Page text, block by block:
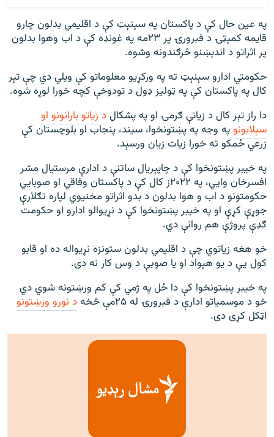
په عین حال کې د پاکستان په سېنېټ کې د اقلیمي بدلون چارو
قایمه کمېټۍ د فبرورۍ پر ۲۳مه په غونډه کې د اب وهوا بدلون
پر اثراتو د اندېښنو څرګندونه وشوه.
حکومتي ادارو سېنېټ ته په ورکړیو معلوماتو کې ویلي دي چې تېر
کال په پاکستان کې په ټولیز ډول د تودوخې کچه خورا لوړه شوه.
دا راز تېر کال د زیاتې ګرمۍ او په پشکالد زیاتو بارانونو او
سېلابونوپه وجه په پښتونخوا، سیند، پنجاب او بلوچستان کې
زرعي ځمکو ته خورا زیات زیان ورسېد.
په خیبر پښتونخوا کې د چاپېریال ساتنې د ادارې مرستیال مشر
افسرخان وايي، په ۲۰۲۲ز کال کې د پاکستان وفاقي او صوبايي
حکومتونو د اب و هوا بدلون د بدو اثراتو مخنیوي لپاره تګلارې
جوړې کړې او په خیبر پښتونخوا کې د نړیوالو ادارو او حکومت
ګډې پروژې هم روانې دي.
خو هغه زیاتوي چې د اقلیمي بدلون ستونزه نړیواله ده او قابو
کول یې د یو هېواد او یا صوبې د وس کار نه دی.
په خیبر پښتونخوا کې دا ځل په ژمي کې کم ورښتونه شوي دي
خو د موسمیاتو ادارې د فبرورۍ له ۲۵مې څخه
د نورو ورښتونو
اټکل کړی دی.